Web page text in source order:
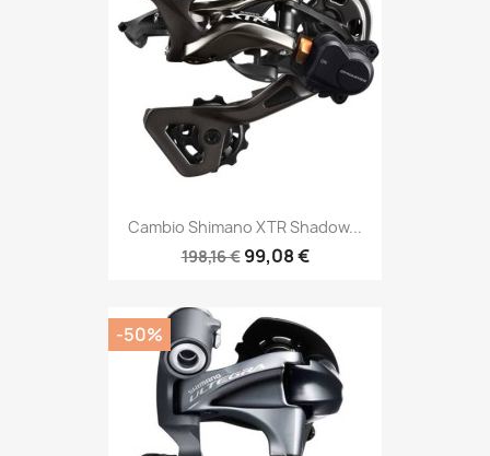
Cambio Shimano XTR Shadow...
198,16 € 99,08 €
-50%